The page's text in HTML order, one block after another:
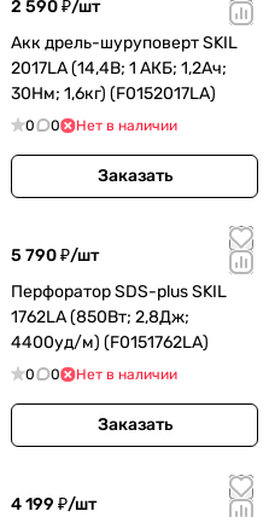
2 590 ₽/шт
Акк дрель-шуруповерт SKIL
2017LA (14,4В; 1 АКБ; 1,2Ач;
30Нм; 1,6кг) (F0152017LA)
0 0 Нет в наличии
Заказать
5 790 ₽/шт
Перфоратор SDS-plus SKIL
1762LA (850Вт; 2,8Дж;
4400уд/м) (F0151762LA)
0 0 Нет в наличии
Заказать
4 199 ₽/шт